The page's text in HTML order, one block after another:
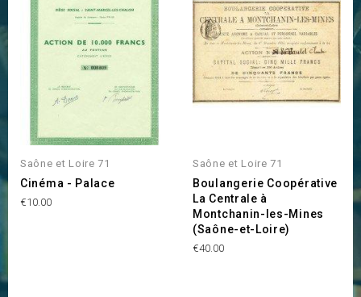
Saône et Loire 71
Cinéma - Palace
Price
€10.00
Saône et Loire 71
Boulangerie Coopérative
La Centrale à
Montchanin-les-Mines
(Saône-et-Loire)
Price
€40.00